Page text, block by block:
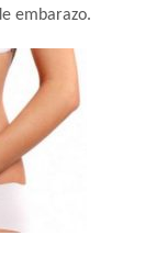
embarazo.